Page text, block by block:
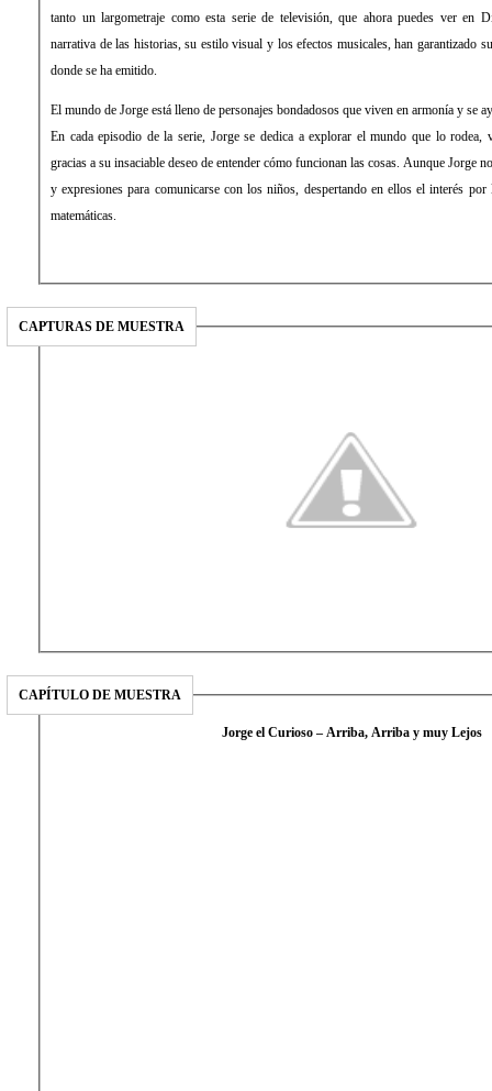
tanto un largometraje como esta serie de televisión, que ahora puedes ver en
narrativa de las historias, su estilo visual y los efectos musicales, han garantizado
donde se ha emitido.
El mundo de Jorge está lleno de personajes bondadosos que viven en armonía y se
En cada episodio de la serie, Jorge se dedica a explorar el mundo que lo rodea,
gracias a su insaciable deseo de entender cómo funcionan las cosas. Aunque Jorge
y expresiones para comunicarse con los niños, despertando en ellos el interés
matemáticas.
CAPTURAS DE MUESTRA
CAPÍTULO DE MUESTRA
Jorge el Curioso – Arriba, Arriba y muy Lejos